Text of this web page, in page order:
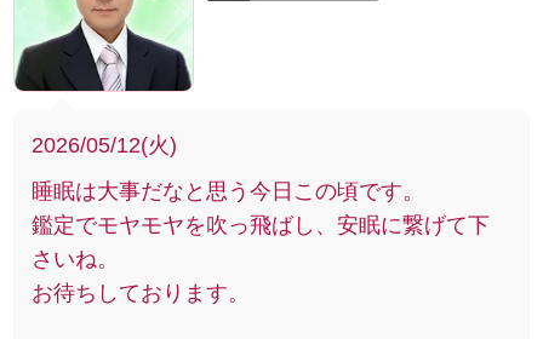
2026/05/12(火)
睡眠は大事だなと思う今日この頃です。
鑑定でモヤモヤを吹っ飛ばし、安眠に繋げて下
さいね。
お待ちしております。